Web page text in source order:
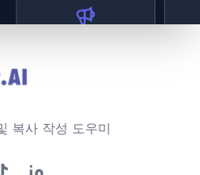
복사 작성 도우미